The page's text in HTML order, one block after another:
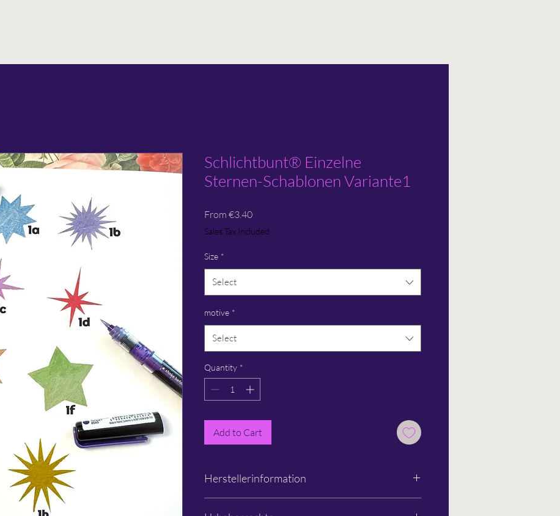
Schlichtbunt® Einzelne
Sternen-Schablonen Variante1
From €3.40Sale
Price
Sales Tax Included
Size *
Select
motive *
Select
Quantity *
Add to Cart
Herstellerinformation